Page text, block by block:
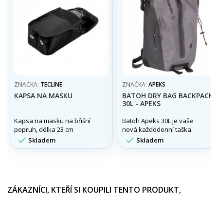
ZNAČKA: TECLINE
KAPSA NA MASKU
Kapsa na masku na břišní
popruh, délka 23 cm
 Skladem
ZNAČKA: APEKS
BATOH DRY BAG BACKPACK
30L - APEKS
Batoh Apeks 30L je vaše
nová každodenní taška.
 Skladem
ZÁKAZNÍCI, KTEŘÍ SI KOUPILI TENTO PRODUKT,